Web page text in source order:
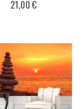
21,00 €